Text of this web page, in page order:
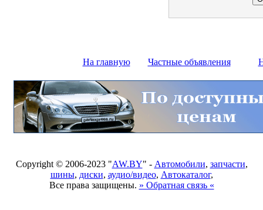
На главную Частные объявления
Copyright © 2006-2023 "AW.BY" - Автомобили, запчасти,
шины, диски, аудио/видео, Автокаталог,
Все права защищены. » Обратная связь «